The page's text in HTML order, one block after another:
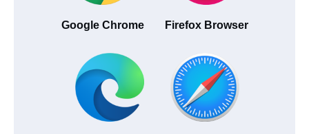
Google Chrome Firefox Browser